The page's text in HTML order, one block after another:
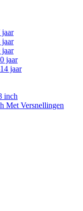
jaar
jaar
jaar
jaar
jaar
inch
Met Versnellingen